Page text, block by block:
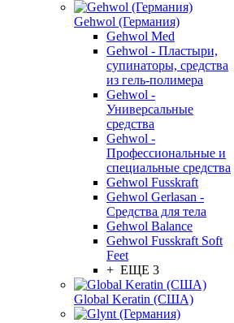
Gehwol (Германия)
Gehwol Med
Gehwol - Пластыри,
супинаторы, средства
из гель-полимера
Gehwol -
Универсальные
средства
Gehwol -
Профессиональные и
специальные средства
Gehwol Fusskraft
Gehwol Gerlasan -
Средства для тела
Gehwol Balance
Gehwol Fusskraft Soft
Feet
+ ЕЩЕ 3
Global Keratin (США)